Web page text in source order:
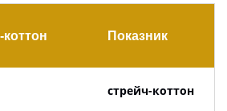
Показник
стрейч-коттон